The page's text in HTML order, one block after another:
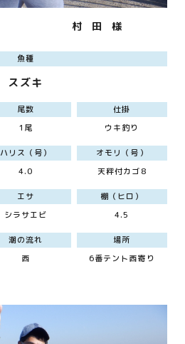
村 田 様
魚種
スズキ
尾数
1尾
仕掛
ウキ釣り
ハリス（号）
4.0
オモリ（号）
天秤付カゴ8
エサ
シラサエビ
棚（ヒロ）
4.5
潮の流れ
西
場所
6番テント西寄り